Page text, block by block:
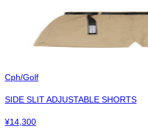
Cph/Golf
SIDE SLIT ADJUSTABLE SHORTS
¥14,300